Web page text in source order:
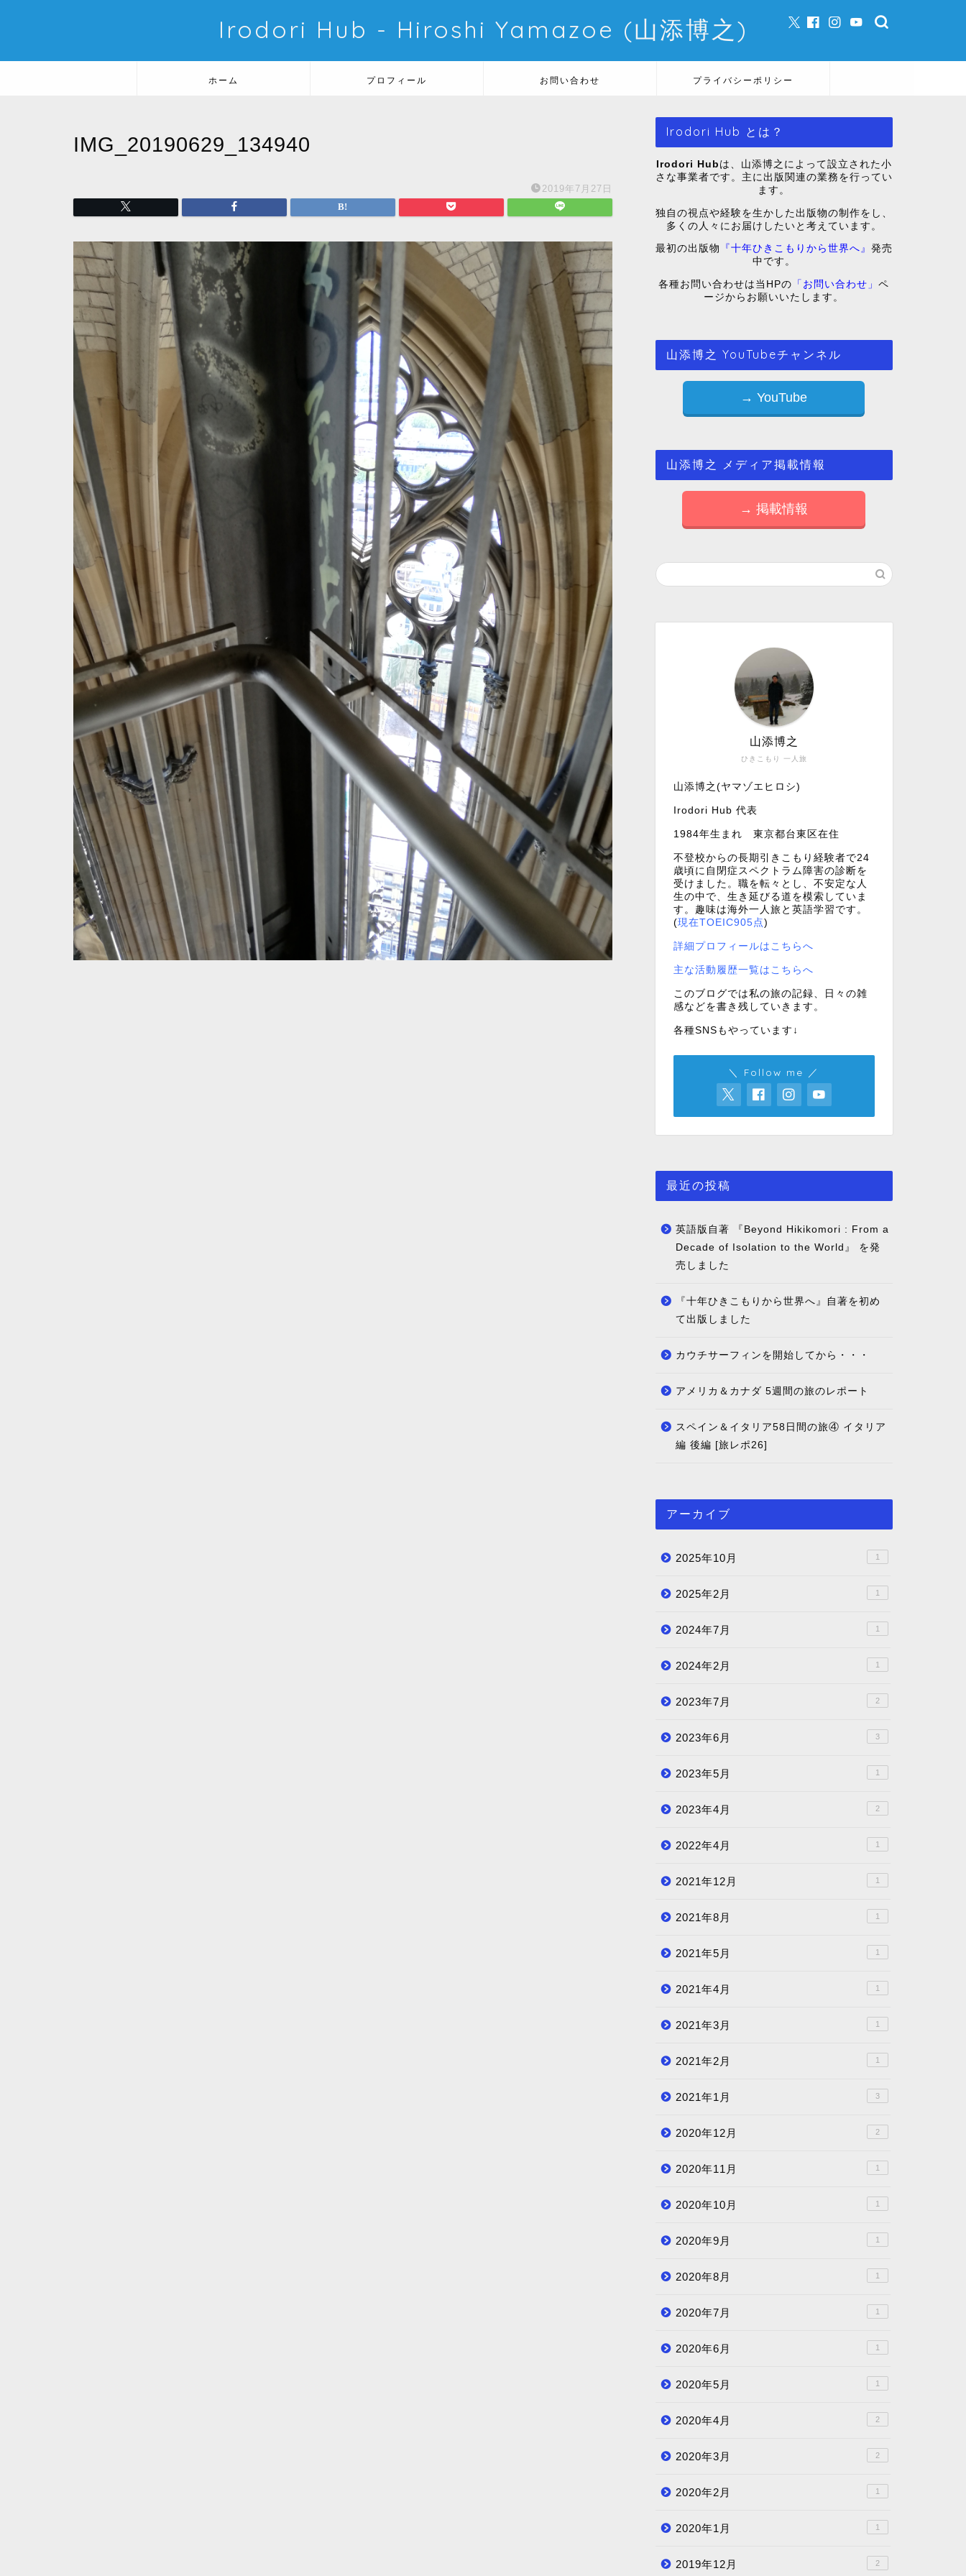
Irodori Hub - Hiroshi Yamazoe (山添博之)
ホーム プロフィール お問い合わせ プライバシーポリシー
IMG_20190629_134940
2019年7月27日
Irodori Hub とは？
Irodori Hub は、山添博之によって設立された小
さな事業者です。主に出版関連の業務を行ってい
ます。
独自の視点や経験を生かした出版物の制作をし、
多くの人々にお届けしたいと考えています。
最初の出版物 『十年ひきこもりから世界へ』 発売
中です。
各種お問い合わせは当HPの 「お問い合わせ」ペ
ージからお願いいたします。
山添博之 YouTubeチャンネル
→ YouTube
山添博之 メディア掲載情報
→ 掲載情報
ひきこもり 一人旅
山添博之
山添博之(ヤマゾエヒロシ)
Irodori Hub 代表
1984年生まれ 東京都台東区在住
不登校からの長期引きこもり経験者で24
歳頃に自閉症スペクトラム障害の診断を
受けました。職を転々とし、不安定な人
生の中で、生き延びる道を模索していま
す。趣味は海外一人旅と英語学習です。
(現在TOEIC905点)
詳細プロフィールはこちらへ
主な活動履歴一覧はこちらへ
このブログでは私の旅の記録、日々の雑
感などを書き残していきます。
各種SNSもやっています↓
＼ Follow me ／
最近の投稿
英語版自著 『Beyond Hikikomori : From a
Decade of Isolation to the World』 を発
売しました
『十年ひきこもりから世界へ』自著を初め
て出版しました
カウチサーフィンを開始してから・・・
アメリカ＆カナダ 5週間の旅のレポート
スペイン＆イタリア58日間の旅④ イタリア
編 後編 [旅レポ26]
アーカイブ
2025年10月 1
2025年2月 1
2024年7月 1
2024年2月 1
2023年7月 2
2023年6月 3
2023年5月 1
2023年4月 2
2022年4月 1
2021年12月 1
2021年8月 1
2021年5月 1
2021年4月 1
2021年3月 1
2021年2月 1
2021年1月 3
2020年12月 2
2020年11月 1
2020年10月 1
2020年9月 1
2020年8月 1
2020年7月 1
2020年6月 1
2020年5月 1
2020年4月 2
2020年3月 2
2020年2月 1
2020年1月 1
2019年12月 2